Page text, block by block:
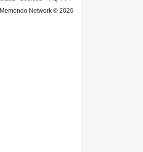
Memondo Network © 2026